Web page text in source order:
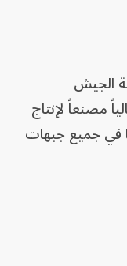
الجيش
مصنعاً لإنتاج
في جميع جبهات